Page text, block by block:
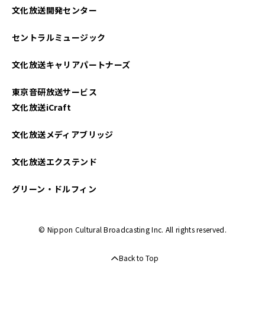
2024年03月
2024年02月
2024年01月
文化放送開発センター
セントラルミュージック
文化放送キャリアパートナーズ
東京音研放送サービス
文化放送iCraft
文化放送メディアブリッジ
文化放送エクステンド
グリーン・ドルフィン
© Nippon Cultural Broadcasting Inc. All rights reserved.
Back to Top